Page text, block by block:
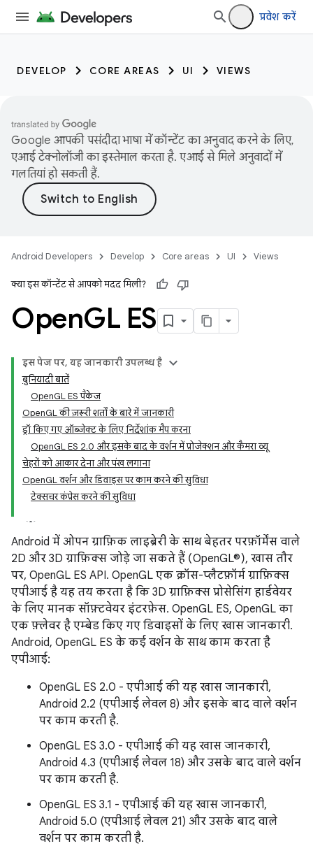
प्रवेश करें
DEVELOP CORE AREAS UI VIEWS
Google आपकी पसंदीदा भाषा में कॉन्टेंट का अनुवाद करने के लिए,
एआई टेक्नोलॉजी का इस्तेमाल करता है. एआई से मिले अनुवादों में
गलतियां हो सकती हैं.
Android Developers Develop Core areas UI Views
क्या इस कॉन्टेंट से आपको मदद मिली?
OpenGL ES
इस पेज पर, यह जानकारी उपलब्ध है
बुनियादी बातें
OpenGL ES पैकेज
OpenGL की ज़रूरी शर्तों के बारे में जानकारी
ड्रॉ किए गए ऑब्जेक्ट के लिए निर्देशांक मैप करना
OpenGL ES 2.0 और इसके बाद के वर्शन में प्रोजेक्शन और कैमरा व्यू
चेहरों को आकार देना और पंख लगाना
OpenGL वर्शन और डिवाइस पर काम करने की सुविधा
टेक्सचर कंप्रेस करने की सुविधा
Android में ओपन ग्राफ़िक लाइब्रेरी के साथ बेहतर परफ़ॉर्मेंस वाले
2D और 3D ग्राफ़िक्स जोड़े जा सकते हैं (OpenGL®), खास तौर
पर, OpenGL ES API. OpenGL एक क्रॉस-प्लैटफ़ॉर्म ग्राफ़िक्स
एपीआई है यह तय करता है कि 3D ग्राफ़िक्स प्रोसेसिंग हार्डवेयर
के लिए मानक सॉफ़्टवेयर इंटरफ़ेस. OpenGL ES, OpenGL का
एक फ़्लेवर है एम्बेड किए गए डिवाइसों के लिए खास जानकारी.
Android, OpenGL ES के कई वर्शन के साथ काम करता है
एपीआई:
OpenGL ES 2.0 - एपीआई की यह खास जानकारी,
Android 2.2 (एपीआई लेवल 8) और इसके बाद वाले वर्शन
पर काम करती है.
OpenGL ES 3.0 - एपीआई की यह खास जानकारी,
Android 4.3 (एपीआई लेवल 18) और उसके बाद वाले वर्शन
पर काम करती है.
OpenGL ES 3.1 - एपीआई की यह खास जानकारी,
Android 5.0 (एपीआई लेवल 21) और उसके बाद वाले
वर्शन पर काम करती है.